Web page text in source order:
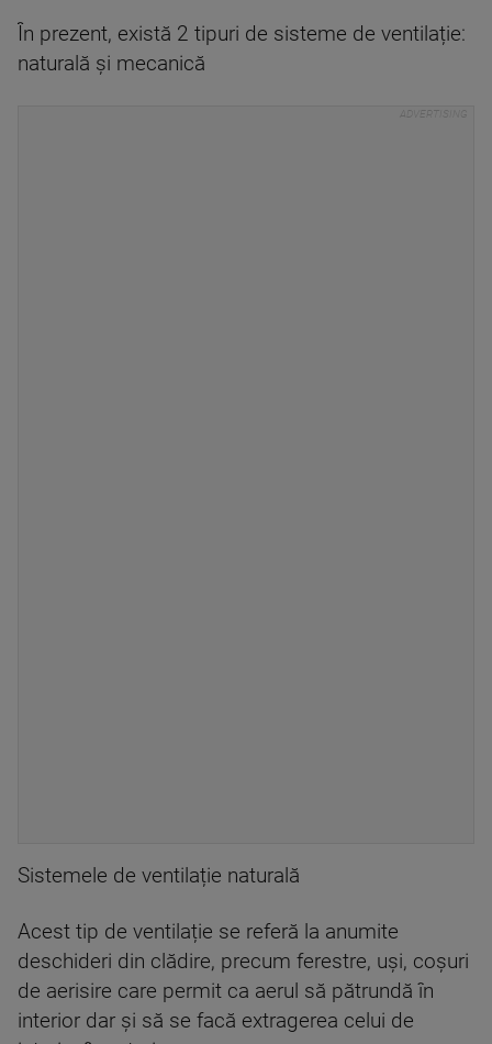
În prezent, există 2 tipuri de sisteme de ventilație:
naturală și mecanică
Sistemele de ventilație naturală
Acest tip de ventilație se referă la anumite
deschideri din clădire, precum ferestre, uși, coșuri
de aerisire care permit ca aerul să pătrundă în
interior dar și să se facă extragerea celui de